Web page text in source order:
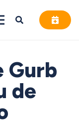
Gurb
de